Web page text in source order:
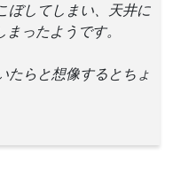
ぼしてしまい、天井に
ったようです。
たらと想像するとちょ